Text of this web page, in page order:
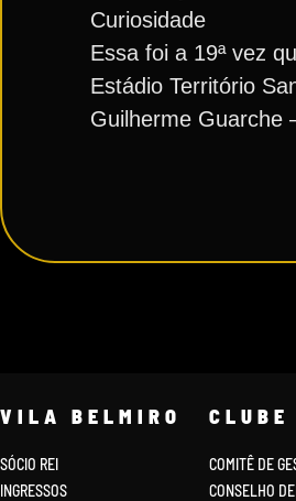
Curiosidade
Essa foi a 19ª vez
Estádio Território
Guilherme Guarche
VILA BELMIRO
SÓCIO REI
INGRESSOS
CLUBE
COMITÊ DE
CONSELHO